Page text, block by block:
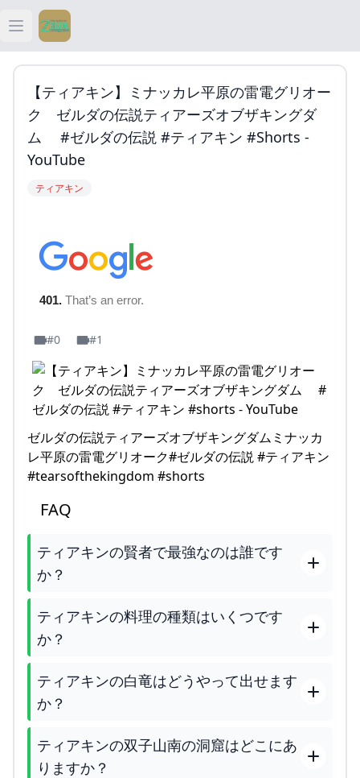
Open main menu
ティアキン
ティアキン 祠
ティアキン 武器
【ティアキン】ミナッカレ平原の雷電グリオー
ク ゼルダの伝説ティアーズオブザキングダ
ム #ゼルダの伝説 #ティアキン #shorts -
YouTube
ティアキン
#0 #1
ゼルダの伝説ティアーズオブザキングダムミナッカ
レ平原の雷電グリオーク#ゼルダの伝説 #ティアキン
#tearsofthekingdom #shorts
FAQ
ティアキンの賢者で最強なのは誰です
か？
ティアキンの料理の種類はいくつです
か？
ティアキンの白竜はどうやって出せます
か？
ティアキンの双子山南の洞窟はどこにあ
りますか？